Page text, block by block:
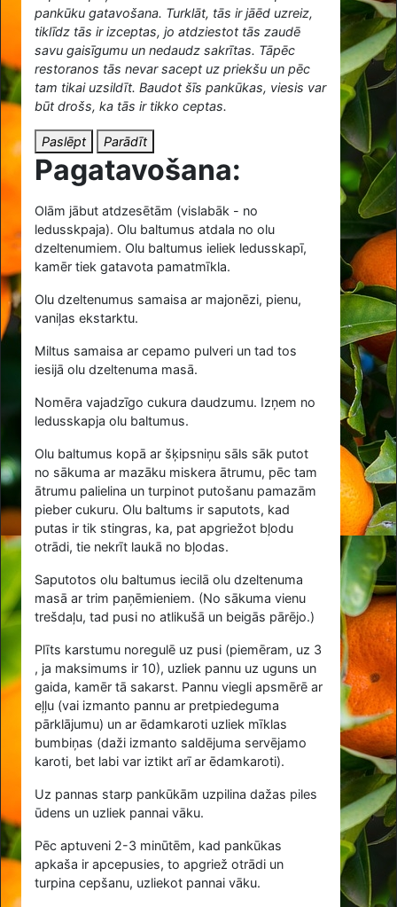
pankūku gatavošana. Turklāt, tās ir jāēd uzreiz,
tiklīdz tās ir izceptas, jo atdziestot tās zaudē
savu gaisīgumu un nedaudz sakrītas. Tāpēc
restoranos tās nevar sacept uz priekšu un pēc
tam tikai uzsildīt. Baudot šīs pankūkas, viesis var
būt drošs, ka tās ir tikko ceptas.
Paslēpt Parādīt
Pagatavošana:
Olām jābut atdzesētām (vislabāk - no
ledusskpaja). Olu baltumus atdala no olu
dzeltenumiem. Olu baltumus ieliek ledusskapī,
kamēr tiek gatavota pamatmīkla.
Olu dzeltenumus samaisa ar majonēzi, pienu,
vaniļas ekstarktu.
Miltus samaisa ar cepamo pulveri un tad tos
iesijā olu dzeltenuma masā.
Nomēra vajadzīgo cukura daudzumu. Izņem no
ledusskapja olu baltumus.
Olu baltumus kopā ar šķipsniņu sāls sāk putot
no sākuma ar mazāku miskera ātrumu, pēc tam
ātrumu palielina un turpinot putošanu pamazām
pieber cukuru. Olu baltums ir saputots, kad
putas ir tik stingras, ka, pat apgriežot bļodu
otrādi, tie nekrīt laukā no bļodas.
Saputotos olu baltumus iecilā olu dzeltenuma
masā ar trim paņēmieniem. (No sākuma vienu
trešdaļu, tad pusi no atlikušā un beigās pārējo.)
Plīts karstumu noregulē uz pusi (piemēram, uz 3
, ja maksimums ir 10), uzliek pannu uz uguns un
gaida, kamēr tā sakarst. Pannu viegli apsmērē ar
eļļu (vai izmanto pannu ar pretpiedeguma
pārklājumu) un ar ēdamkaroti uzliek mīklas
bumbiņas (daži izmanto saldējuma servējamo
karoti, bet labi var iztikt arī ar ēdamkaroti).
Uz pannas starp pankūkām uzpilina dažas piles
ūdens un uzliek pannai vāku.
Pēc aptuveni 2-3 minūtēm, kad pankūkas
apkaša ir apcepusies, to apgriež otrādi un
turpina cepšanu, uzliekot pannai vāku.